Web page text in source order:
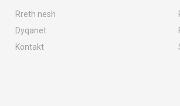
Rreth nesh
Dyqanet
Kontakt